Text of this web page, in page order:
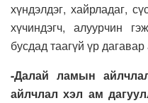
хүндэлдэг, хайрладаг,
хүчиндэгч, алуурчин
бусдад таагүй үр
-Далай ламын
айлчлал хэл ам